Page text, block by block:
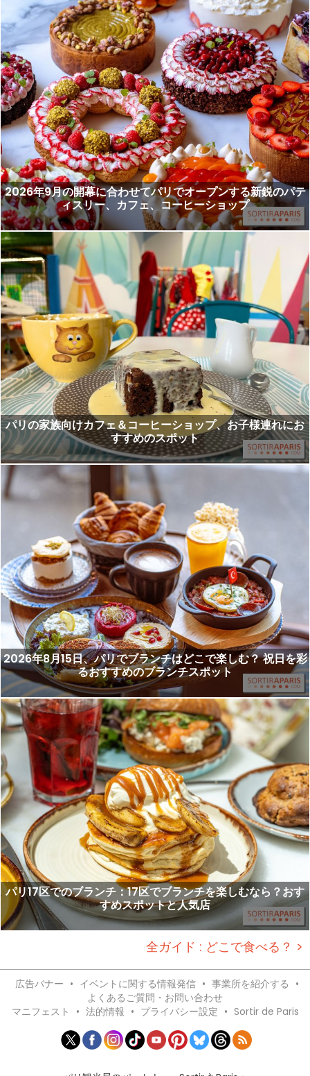
2026年9月の開幕に合わせてパリでオープンする新鋭のパテ
ィスリー、カフェ、コーヒーショップ
パリの家族向けカフェ＆コーヒーショップ、お子様連れにお
すすめのスポット
2026年8月15日、パリでブランチはどこで楽しむ？ 祝日を彩
るおすすめのブランチスポット
パリ17区でのブランチ：17区でブランチを楽しむなら？おす
すめスポットと人気店
全ガイド : どこで食べる？ >
広告バナー • イベントに関する情報発信 • 事業所を紹介する •
よくあるご質問・お問い合わせ
マニフェスト
• 法的情報 • プライバシー設定 • Sortir de Paris